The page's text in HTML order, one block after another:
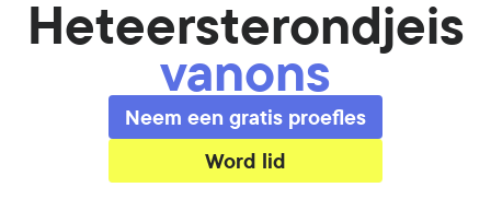
Heteersterondjeis
vanons
Neem een gratis proefles
Word lid